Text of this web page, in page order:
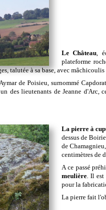
Le Château ,
plateforme
talutée à sa base, avec
de Poisieu, surnommé
des lieutenants de Jeanne d'Arc,
La pierre à
dessus de
de
centimètres de
A ce passé
meulière. Il est
pour la
La pierre fait